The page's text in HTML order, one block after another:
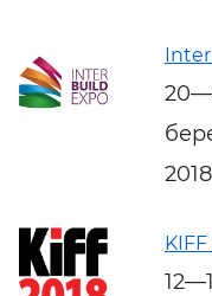
2018
KIFF